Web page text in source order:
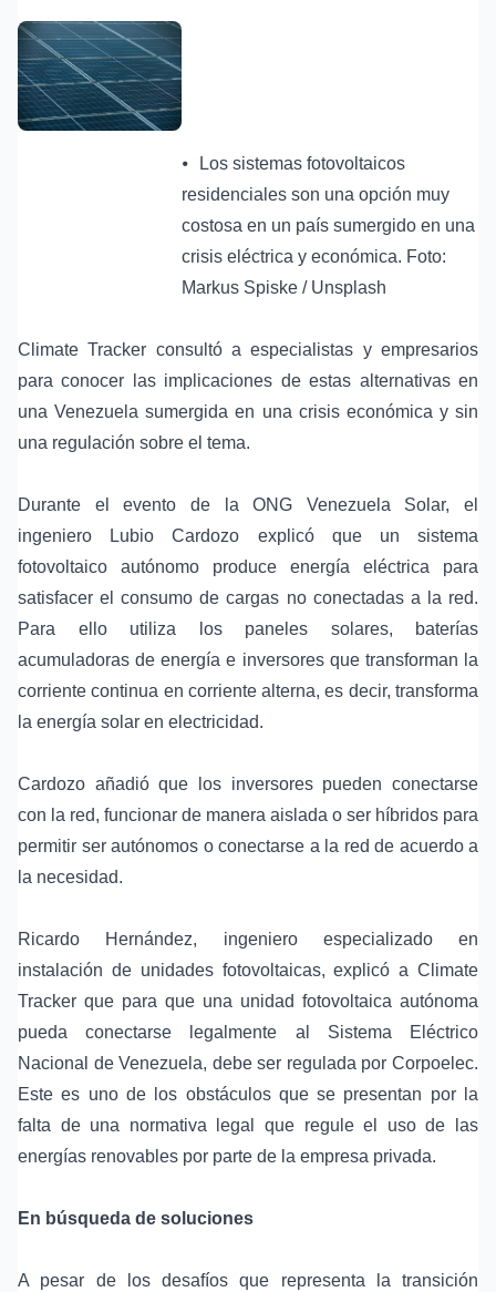
⦁
Los sistemas fotovoltaicos
residenciales son una opción muy
costosa en un país sumergido en una
crisis eléctrica y económica. Foto:
Markus Spiske / Unsplash
Climate Tracker consultó a especialistas y empresarios
para conocer las implicaciones de estas alternativas en
una Venezuela sumergida en una crisis económica y sin
una regulación sobre el tema.
Durante el evento de la ONG Venezuela Solar, el
ingeniero Lubio Cardozo explicó que un sistema
fotovoltaico autónomo produce energía eléctrica para
satisfacer el consumo de cargas no conectadas a la red.
Para ello utiliza los paneles solares, baterías
acumuladoras de energía e inversores que transforman la
corriente continua en corriente alterna, es decir, transforma
la energía solar en electricidad.
Cardozo añadió que los inversores pueden conectarse
con la red, funcionar de manera aislada o ser híbridos para
permitir ser autónomos o conectarse a la red de acuerdo a
la necesidad.
Ricardo Hernández, ingeniero especializado en
instalación de unidades fotovoltaicas, explicó a Climate
Tracker que para que una unidad fotovoltaica autónoma
pueda conectarse legalmente al Sistema Eléctrico
Nacional de Venezuela, debe ser regulada por Corpoelec.
Este es uno de los obstáculos que se presentan por la
falta de una normativa legal que regule el uso de las
energías renovables por parte de la empresa privada.
En búsqueda de soluciones
A pesar de los desafíos que representa la transición